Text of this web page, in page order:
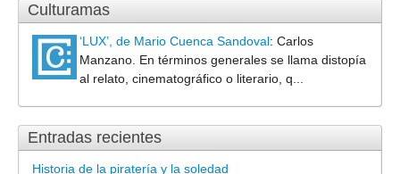
Culturamas
‘LUX’, de Mario Cuenca Sandoval: Carlos
Manzano. En términos generales se llama distopía
al relato, cinematográfico o literario, q...
Entradas recientes
Historia de la piratería y la soledad